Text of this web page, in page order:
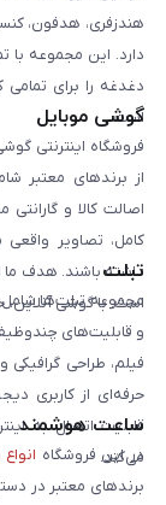
هندزفری، هدفون،
دارد. این مجموعه
دغدغه را برای تمامی
است:
گوشی موبایل
فروشگاه اینترنتی
از برندهای معتبر
اصالت کالا و
کامل، تصاویر واقعی
داشته باشند. هدف ما
است. با گوشی
تبلت
مجموعه تبلت‌ها شامل
و قابلیت‌های
فیلم، طراحی
حرفه‌ای از کاربری
قابلیت اتصال به
می‌کند.
ساعت هوشمند
در این فروشگاه
برندهای معتبر در